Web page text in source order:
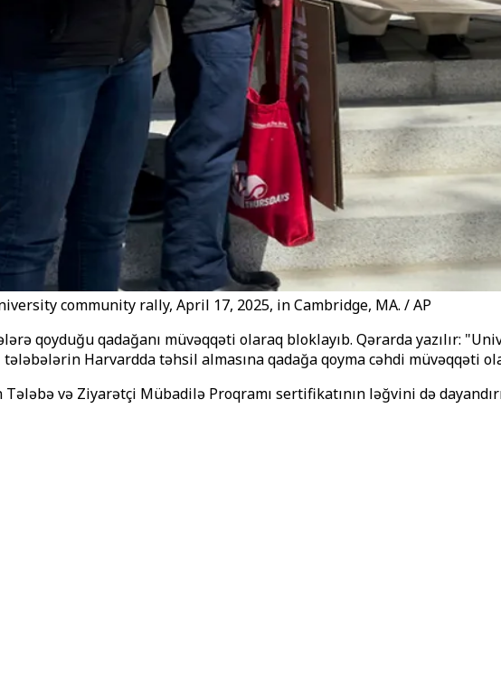
community rally, April 17, 2025, in Cambridge, MA. / AP
qoyduğu qadağanı müvəqqəti olaraq bloklayıb. Qərarda yazılır:
Harvardda təhsil almasına qadağa qoyma cəhdi müvəqqəti
və Ziyarətçi Mübadilə Proqramı sertifikatının ləğvini də